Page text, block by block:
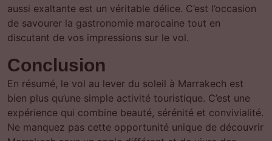
aussi exaltante est un véritable délice. C’est l’occasion
de savourer la gastronomie marocaine tout en
discutant de vos impressions sur le vol.
Conclusion
En résumé, le vol au lever du soleil à Marrakech est
bien plus qu’une simple activité touristique. C’est une
expérience qui combine beauté, sérénité et convivialité.
Ne manquez pas cette opportunité unique de découvrir